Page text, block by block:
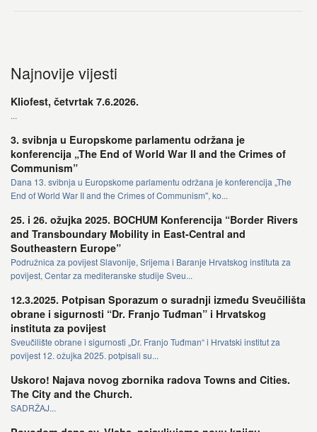
Najnovije vijesti
Kliofest, četvrtak 7.6.2026.
...
3. svibnja u Europskome parlamentu održana je
konferencija „The End of World War II and the Crimes of
Communism”
Dana 13. svibnja u Europskome parlamentu održana je konferencija „The
End of World War II and the Crimes of Communism", ko...
25. i 26. ožujka 2025. BOCHUM Konferencija “Border Rivers
and Transboundary Mobility in East-Central and
Southeastern Europe”
Podružnica za povijest Slavonije, Srijema i Baranje Hrvatskog instituta za
povijest, Centar za mediteranske studije Sveu...
12.3.2025. Potpisan Sporazum o suradnji između Sveučilišta
obrane i sigurnosti “Dr. Franjo Tuđman” i Hrvatskog
instituta za povijest
Sveučilište obrane i sigurnosti „Dr. Franjo Tuđman“ i Hrvatski institut za
povijest 12. ožujka 2025. potpisali su...
Uskoro! Najava novog zbornika radova Towns and Cities.
The City and the Church.
SADRŽAJ...